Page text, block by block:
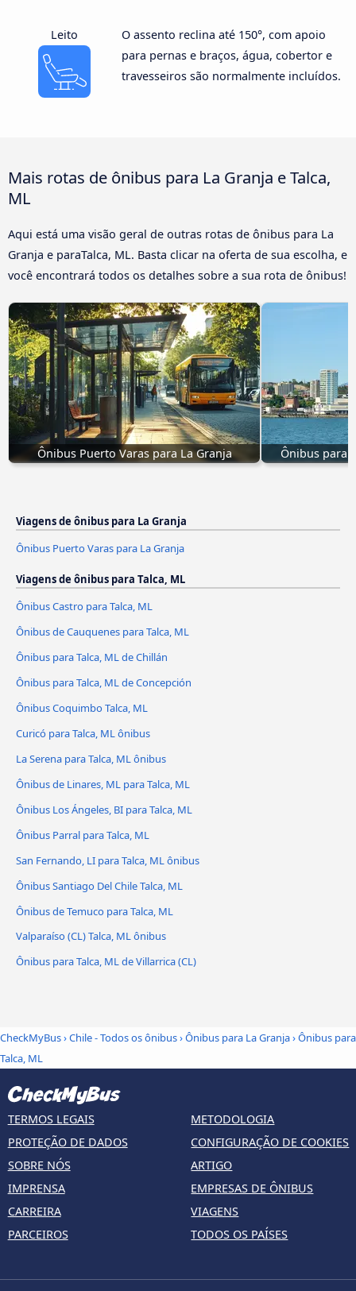
Leito
O assento reclina até 150°, com apoio
para pernas e braços, água, cobertor e
travesseiros são normalmente incluídos.
Mais rotas de ônibus para La Granja e Talca,
ML
Aqui está uma visão geral de outras rotas de ônibus para La
Granja e paraTalca, ML. Basta clicar na oferta de sua escolha, e
você encontrará todos os detalhes sobre a sua rota de ônibus!
Ônibus Puerto Varas para La Granja Ônibus para
Viagens de ônibus para La Granja
Ônibus Puerto Varas para La Granja
Viagens de ônibus para Talca, ML
Ônibus Castro para Talca, ML
Ônibus de Cauquenes para Talca, ML
Ônibus para Talca, ML de Chillán
Ônibus para Talca, ML de Concepción
Ônibus Coquimbo Talca, ML
Curicó para Talca, ML ônibus
La Serena para Talca, ML ônibus
Ônibus de Linares, ML para Talca, ML
Ônibus Los Ángeles, BI para Talca, ML
Ônibus Parral para Talca, ML
San Fernando, LI para Talca, ML ônibus
Ônibus Santiago Del Chile Talca, ML
Ônibus de Temuco para Talca, ML
Valparaíso (CL) Talca, ML ônibus
Ônibus para Talca, ML de Villarrica (CL)
CheckMyBus›Chile - Todos os ônibus›Ônibus para La Granja›Ônibus para
Talca, ML
TERMOS LEGAIS
PROTEÇÃO DE DADOS
SOBRE NÓS
IMPRENSA
CARREIRA
PARCEIROS
METODOLOGIA
CONFIGURAÇÃO DE COOKIES
ARTIGO
EMPRESAS DE ÔNIBUS
VIAGENS
TODOS OS PAÍSES